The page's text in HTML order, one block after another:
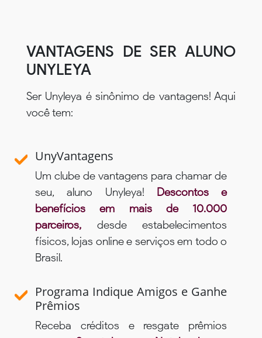
VANTAGENS DE SER ALUNO
UNYLEYA
Ser Unyleya é sinônimo de vantagens! Aqui
você tem:
UnyVantagens
Um clube de vantagens para chamar de
seu, aluno Unyleya! Descontos e
benefícios em mais de 10.000
parceiros, desde estabelecimentos
físicos, lojas online e serviços em todo o
Brasil.
Programa Indique Amigos e Ganhe
Prêmios
Receba créditos e resgate prêmios